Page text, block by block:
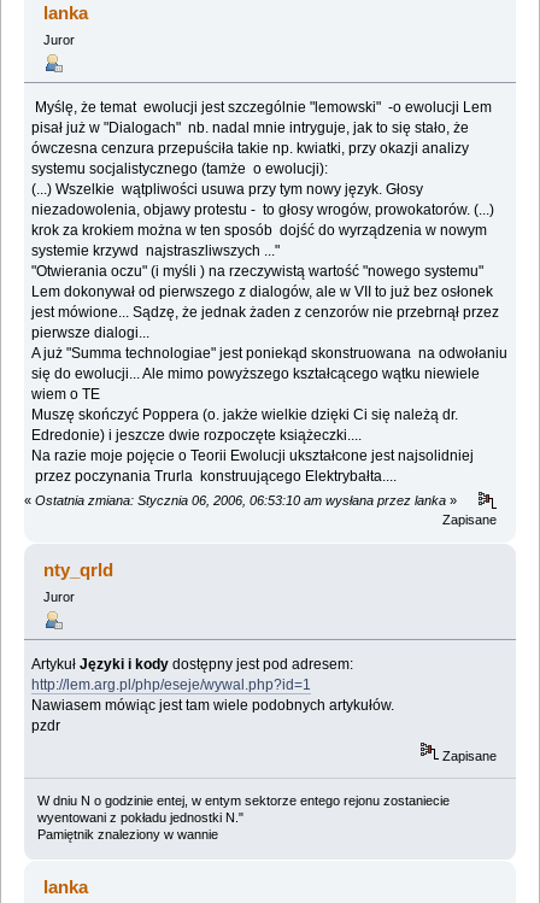
lanka
Juror
Myślę, że temat ewolucji jest szczególnie "lemowski" -o ewolucji Lem
pisał już w "Dialogach" nb. nadal mnie intryguje, jak to się stało, że
ówczesna cenzura przepuściła takie np. kwiatki, przy okazji analizy
systemu socjalistycznego (tamże o ewolucji):
(...) Wszelkie wątpliwości usuwa przy tym nowy język. Głosy
niezadowolenia, objawy protestu - to głosy wrogów, prowokatorów. (...)
krok za krokiem można w ten sposób dojść do wyrządzenia w nowym
systemie krzywd najstraszliwszych ..."
"Otwierania oczu" (i myśli ) na rzeczywistą wartość "nowego systemu"
Lem dokonywał od pierwszego z dialogów, ale w VII to już bez osłonek
jest mówione... Sądzę, że jednak żaden z cenzorów nie przebrnął przez
pierwsze dialogi...
A już "Summa technologiae" jest poniekąd skonstruowana na odwołaniu
się do ewolucji... Ale mimo powyższego kształcącego wątku niewiele
wiem o TE
Muszę skończyć Poppera (o. jakże wielkie dzięki Ci się należą dr.
Edredonie) i jeszcze dwie rozpoczęte książeczki....
Na razie moje pojęcie o Teorii Ewolucji ukształcone jest najsolidniej
przez poczynania Trurla konstruującego Elektrybałta....
« Ostatnia zmiana: Stycznia 06, 2006, 06:53:10 am wysłana przez lanka »
Zapisane
nty_qrld
Juror
ArtykułJęzyki i kody dostępny jest pod adresem:
http://lem.arg.pl/php/eseje/wywal.php?id=1
Nawiasem mówiąc jest tam wiele podobnych artykułów.
pzdr
Zapisane
W dniu N o godzinie entej, w entym sektorze entego rejonu zostaniecie
wyentowani z pokładu jednostki N."
Pamiętnik znaleziony w wannie
lanka